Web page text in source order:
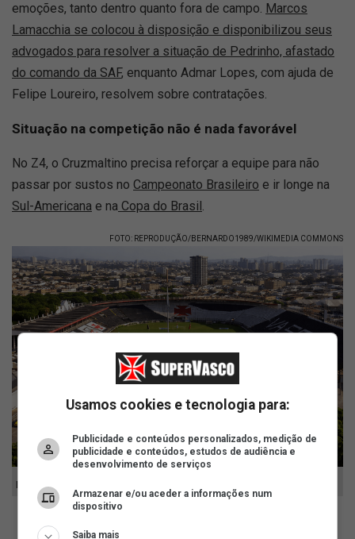
emoções, tanto dentro quanto fora de campo. Marcos
Lamacchia se colocou à disposição e disponibilizou seus
advogados para resolver a situação de Pedrinho, afastado
do comando da SAF, enquanto Admar Lopes, com ajuda de
Felipe Loureiro, resolvem sobre contratações.
Situação na competição não é nada favorável
No Z4, o Cruzmaltino precisa reforçar a equipe para não
passar por sustos no Campeonato Brasileiro e ir longe na
Sul-Americana e na Copa do Brasil.
FOTO: REPRODUÇÃO/BERNARDO1989/WIKIMEDIA COMMONS
Estádio de São Januário
Usamos cookies e tecnologia para:
Publicidade e conteúdos personalizados, medição de
publicidade e conteúdos, estudos de audiência e
desenvolvimento de serviços
Armazenar e/ou aceder a informações num
dispositivo
Saiba mais